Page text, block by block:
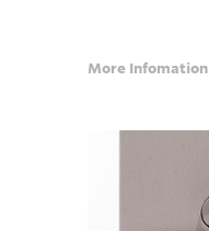
More Infomation